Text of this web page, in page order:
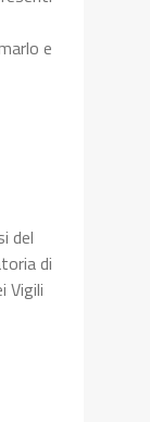
e
del
di
Vigili